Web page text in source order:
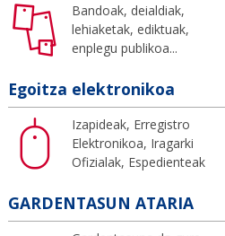
Bandoak, deialdiak,
lehiaketak, ediktuak,
enplegu publikoa...
Egoitza elektronikoa
Izapideak, Erregistro
Elektronikoa, Iragarki
Ofizialak, Espedienteak
GARDENTASUN ATARIA